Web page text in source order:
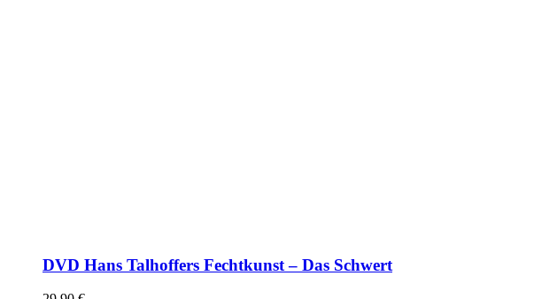
DVD Hans Talhoffers Fechtkunst – Das Schwert